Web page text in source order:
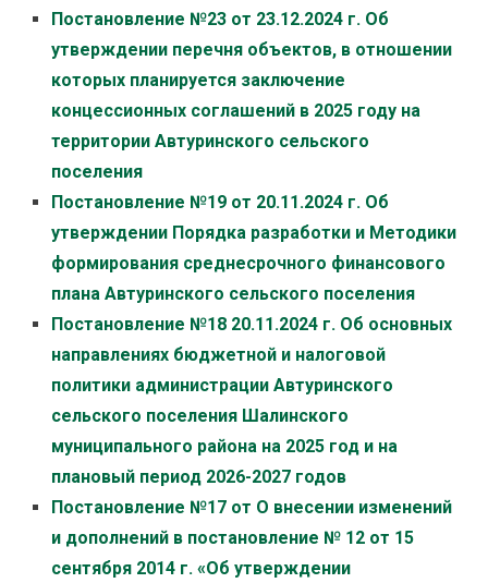
Постановление №23 от 23.12.2024 г. Об
утверждении перечня объектов, в отношении
которых планируется заключение
концессионных соглашений в 2025 году на
территории Автуринского сельского
поселения
Постановление №19 от 20.11.2024 г. Об
утверждении Порядка разработки и Методики
формирования среднесрочного финансового
плана Автуринского сельского поселения
Постановление №18 20.11.2024 г. Об основных
направлениях бюджетной и налоговой
политики администрации Автуринского
сельского поселения Шалинского
муниципального района на 2025 год и на
плановый период 2026-2027 годов
Постановление №17 от О внесении изменений
и дополнений в постановление № 12 от 15
сентября 2014 г. «Об утверждении